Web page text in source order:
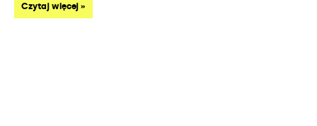
Czytaj więcej »